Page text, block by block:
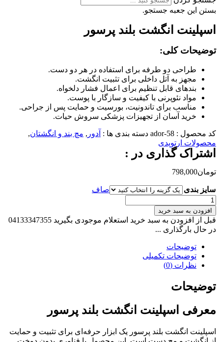
بستن این جعبه جستجو.
اسپلینت انگشت بلند پرسور
توضیحات کلی:
طراحی دو طرفه برای استفاده در هر دو دست.
مجهز به آتل داخلی برای تثبیت انگشت.
بندهای قابل تنظیم برای اعمال فشار دلخواه.
مواد نئوپرنی با کیفیت و سازگار با پوست.
مناسب برای تاندونیت، بورسیت و حمایت پس از جراحی.
خرید آسان از تجهیزات پزشکی سروش حیات.
کد محصول : ador-58 دسته بندی ها : آدور , مچ بند و انگشتان,
محصولات ارتوپدی
اشتراک گذاری در :
تومان798,000
سایز بندی
صاف
اسپلینت
انگشت
بلند
پرسور
عدد
افزودن به سبد خرید
قبل از افزودن به سبد خرید استعلام موجودی بگیرید 04133347355
در حال بارگذاری ...
توضیحات
توضیحات تکمیلی
نظرات (0)
توضیحات
معرفی اسپلینت انگشت بلند پرسور
اسپلینت انگشت بلند پرسور یک ابزار حرفه‌ای برای تثبیت و حمایت